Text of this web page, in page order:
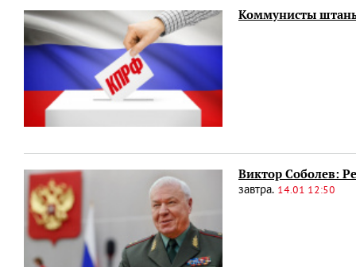
Коммунисты
Виктор Соболев:
завтра. 14.01 12:50